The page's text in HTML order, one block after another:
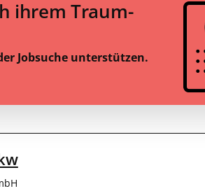
ihrem Traum-
Jobsuche unterstützen.